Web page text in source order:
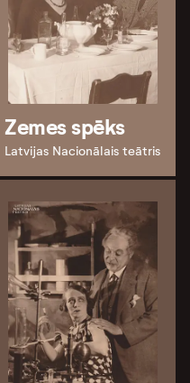
Zemes spēks
Latvijas Nacionālais teātris